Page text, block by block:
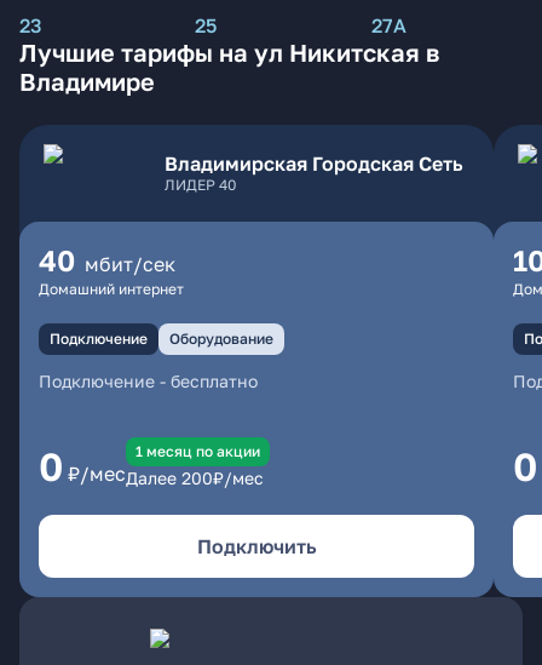
23
25 27А
Лучшие тарифы на ул Никитская в
Владимире
Владимирская Городская Сеть
ЛИДЕР 40
40 мбит/сек
Домашний интернет
Подключение Оборудование
Подключение - бесплатно
0 ₽/мес
1 месяц по акции
Далее 200₽/мес
Подключить
0